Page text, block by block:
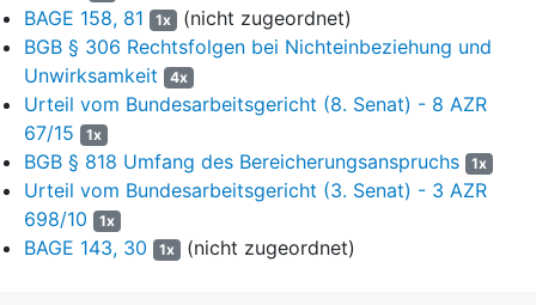
Studienvertrags im Wesentlichen entspricht.
4
Die Beklagte schloss den Ausbildungsteil am 25. Juni 2021
ab. Mit Schreiben vom 26. August 2021, der Klägerin am
30. August 2021 zugegangen, kündigte sie den Ausbildungs-
und Studienvertrag zum nächstmöglichen Zeitpunkt. Unter
dem 14. September 2021 forderte die Bundesnetzagentur für
Elektrizität, Gas, Telekommunikation, Post und Eisenbahnen
die Beklagte erfolglos auf, Ausbildungskosten iHv.
8.122,14 Euro zu erstatten.
BAGE 158, 81 1x (nicht zugeordnet)
BGB § 306 Rechtsfolgen bei Nichteinbeziehung und
Unwirksamkeit
4x
Urteil vom Bundesarbeitsgericht (8. Senat) - 8 AZR
67/15
1x
BGB § 818 Umfang des Bereicherungsanspruchs 1x
Urteil vom Bundesarbeitsgericht (3. Senat) - 3 AZR
698/10
1x
BAGE 143, 30 1x (nicht zugeordnet)